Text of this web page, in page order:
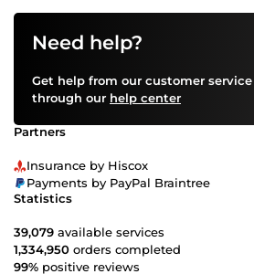
Need help?
Get help from our customer
through our help center
Partners
Insurance by Hiscox
Payments by PayPal Braintree
Statistics
39,079 available services
1,334,950 orders completed
99% positive reviews